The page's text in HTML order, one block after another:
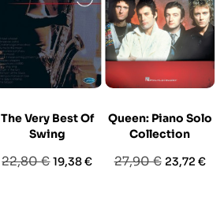
The Very Best Of
Swing
Prezzo
22,80 €Prezzo
19,38 €
Queen: Piano Solo
Collection
Prezzo
27,90 € Prezzo
23,72 €